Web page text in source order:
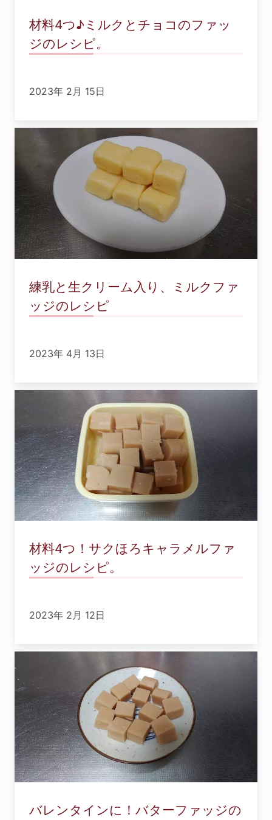
材料4つ♪ミルクとチョコのファッ
ジのレシピ。
2023年 2月 15日
練乳と生クリーム入り、ミルクファ
ッジのレシピ
2023年 4月 13日
材料4つ！サクほろキャラメルファ
ッジのレシピ。
2023年 2月 12日
バレンタインに！バターファッジの